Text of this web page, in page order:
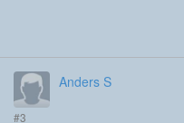
Anders S
#3